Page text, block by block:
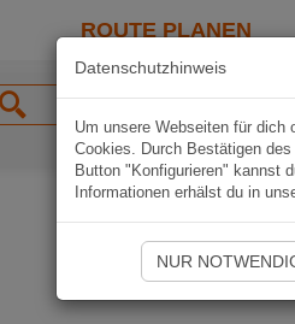
ROUTE PLANEN
Datenschutzhinweis
Um unsere Webseiten für dich
Cookies. Durch Bestätigen
Button "Konfigurieren" kannst
Informationen erhälst du in
NUR